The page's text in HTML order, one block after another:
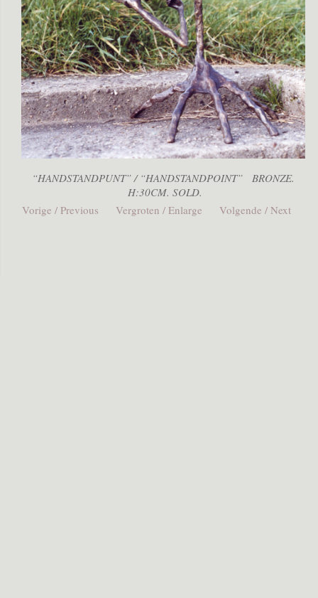
“HANDSTANDPUNT” / “HANDSTANDPOINT” BRONZE.
H:30CM. SOLD.
Vorige / Previous
Vergroten / Enlarge Volgende / Next